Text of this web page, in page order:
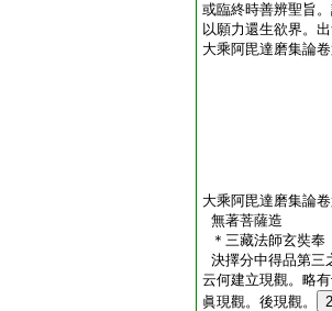
或臨終時善辨聖旨
以願力還生欲界。
大乘阿毘達磨集論
大乘阿毘達磨集論
無著菩薩造
＊三藏法師玄奘
決擇分中得品第三
云何建立現觀。略
眞現觀。後現觀。
2